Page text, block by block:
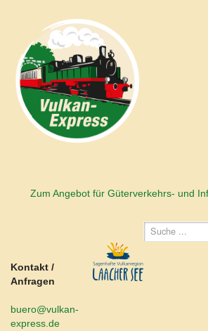
Zum Angebot für Güterverkehrs- und
Kontakt /
Anfragen
buero@vulkan-
express.de